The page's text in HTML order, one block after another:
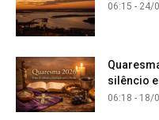
06:15 - 24/
silêncio
06:18 - 18/